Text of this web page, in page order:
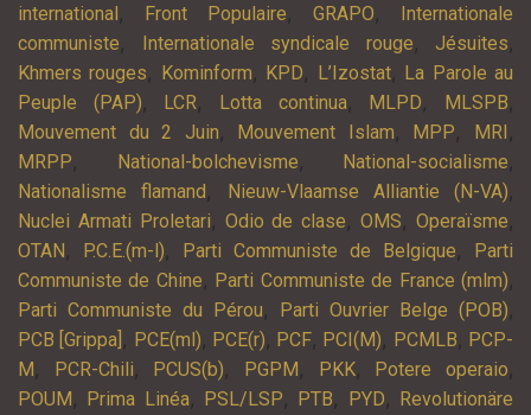
international , Front Populaire, GRAPO,
Internationale
communiste, Internationale syndicale rouge, Jésuites,
Khmers rouges, Kominform, KPD, L’Izostat, La Parole au
Peuple (PAP), LCR, Lotta continua, MLPD, MLSPB,
Mouvement du 2 Juin, Mouvement Islam, MPP, MRI ,
MRPP, National-bolchevisme, National-socialisme,
Nationalisme flamand , Nieuw-Vlaamse Alliantie (N-VA),
Nuclei Armati Proletari, Odio de clase,OMS,Operaïsme,
OTAN , P.C.E.(m-l), Parti Communiste de Belgique,
Parti
Communiste de Chine, Parti Communiste de France (mlm),
Parti Communiste du Pérou, Parti Ouvrier Belge (POB),
PCB [Grippa] , PCE(ml), PCE(r), PCF, PCI(M), PCMLB, PCP-
M , PCR-Chili, PCUS(b), PGPM , PKK, Potere operaio,
POUM , Prima Linéa, PSL/LSP, PTB, PYD,
Revolutionäre